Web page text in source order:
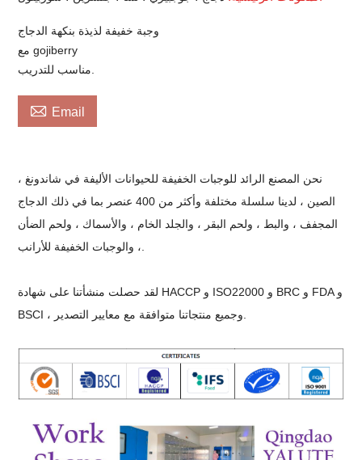
وجبة خفيفة لذيذة بنكهة الدجاج
مع gojiberry
 Email
نحن المصنع الرائد للوجبات الخفيفة للحيوانات الأليفة في شاندونغ ،
الصين ، لدينا سلسلة مختلفة وأكثر من 400 عنصر بما في ذلك الدجاج
المجفف ، والبط ، ولحم البقر ، والجلد الخام ، والأسماك ، ولحم الضأن
لقد حصلت منشأتنا على شهادة HACCP و ISO22000 و BRC و FDA و